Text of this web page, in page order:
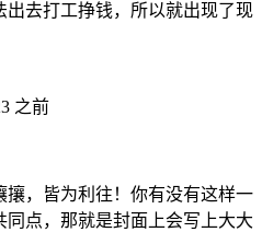
去打工挣钱，所以就出现了现
之前
，皆为利往！你有没有这样一
点，那就是封面上会写上大大